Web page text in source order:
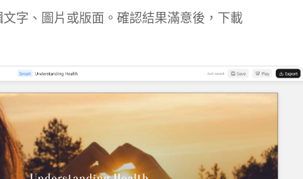
字、圖片或版面。確認結果滿意後，下載